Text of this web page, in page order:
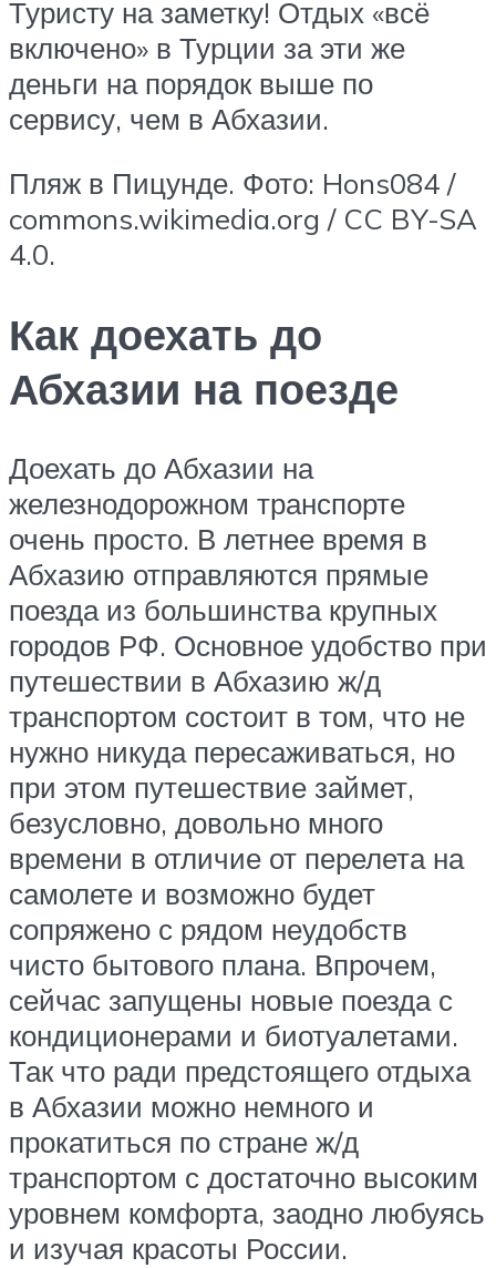
Туристу на заметку! Отдых «всё
включено» в Турции за эти же
деньги на порядок выше по
сервису, чем в Абхазии.
Пляж в Пицунде. Фото: Hons084 /
commons.wikimedia.org / CC BY-SA
4.0.
Как доехать до
Абхазии на поезде
Доехать до Абхазии на
железнодорожном транспорте
очень просто. В летнее время в
Абхазию отправляются прямые
поезда из большинства крупных
городов РФ. Основное удобство при
путешествии в Абхазию ж/д
транспортом состоит в том, что не
нужно никуда пересаживаться, но
при этом путешествие займет,
безусловно, довольно много
времени в отличие от перелета на
самолете и возможно будет
сопряжено с рядом неудобств
чисто бытового плана. Впрочем,
сейчас запущены новые поезда с
кондиционерами и биотуалетами.
Так что ради предстоящего отдыха
в Абхазии можно немного и
прокатиться по стране ж/д
транспортом с достаточно высоким
уровнем комфорта, заодно любуясь
и изучая красоты России.